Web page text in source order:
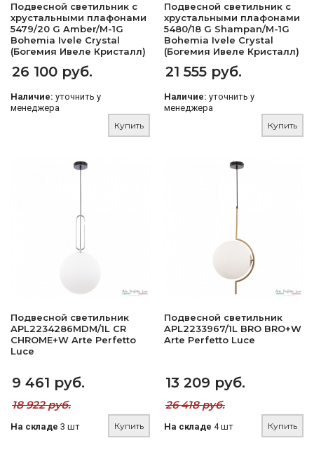
Подвесной светильник с
хрустальными плафонами
5479/20 G Amber/M-1G
Bohemia Ivele Crystal
(Богемия Ивеле Кристалл)
26 100 руб.
Наличие: уточнить у
менеджера
Купить
Подвесной светильник с
хрустальными плафонами
5480/18 G Shampan/M-1G
Bohemia Ivele Crystal
(Богемия Ивеле Кристалл)
21 555 руб.
Наличие: уточнить у
менеджера
Купить
Подвесной светильник
APL2234286MDM/1L CR
CHROME+W Arte Perfetto
Luce
9 461 руб.
18 922 руб.
На складе 3 шт Купить
Подвесной светильник
APL2233967/1L BRO BRO+W
Arte Perfetto Luce
13 209 руб.
26 418 руб.
На складе 4 шт Купить